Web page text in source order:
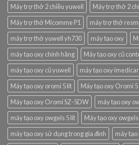
Máy trợ thở 2 chiều yuwell
Máy trợ thở 2
Máy trợ thở Micomme P1
máy trợ thở
máy trợ thở yuwell yh730
máy tạo oxy
máy tạo oxy chính hãng
Máy tạo oxy cũ
máy tạo oxy cũ yuwell
máy tạo oxy
Máy tạo oxy oromi 5 lít
Máy tạo oxy Oromi
Máy tạo oxy Oromi SZ-5DW
máy tạo oxy
máy tạo oxy owgels 5 lít
Máy tạo oxy
máy tạo oxy sử dụng trong gia đình
máy tạo